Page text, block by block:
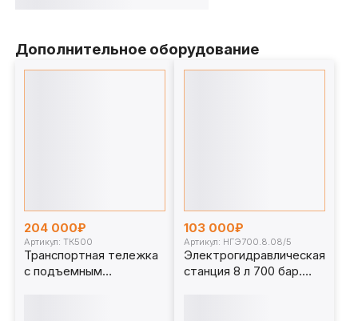
Дополнительное оборудование
204 000₽
Артикул: ТК500
Транспортная тележка
с подъемным
103 000₽
Артикул: НГЭ700.8.08/5
Электрогидравлическая
станция 8 л 700 бар.